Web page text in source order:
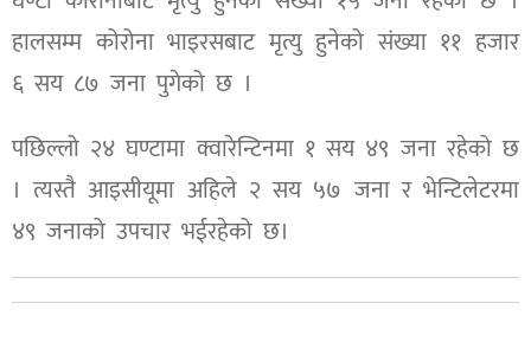
हालसम्म कोरोना भाइरसबाट मृत्यु हुनेको संख्या ११ हजार
६ सय ८७ जना पुगेको छ ।
पछिल्लो २४ घण्टामा क्वारेन्टिनमा १ सय ४९ जना रहेको छ
। त्यस्तै आइसीयूमा अहिले २ सय ५७ जना र भेन्टिलेटरमा
४९ जनाको उपचार भईरहेको छ।